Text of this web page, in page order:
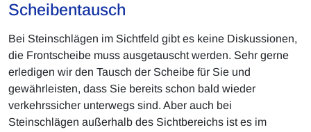
Scheibentausch
Bei Steinschlägen im Sichtfeld gibt es keine Diskussionen,
die Frontscheibe muss ausgetauscht werden. Sehr gerne
erledigen wir den Tausch der Scheibe für Sie und
gewährleisten, dass Sie bereits schon bald wieder
verkehrssicher unterwegs sind. Aber auch bei
Steinschlägen außerhalb des Sichtbereichs ist es im